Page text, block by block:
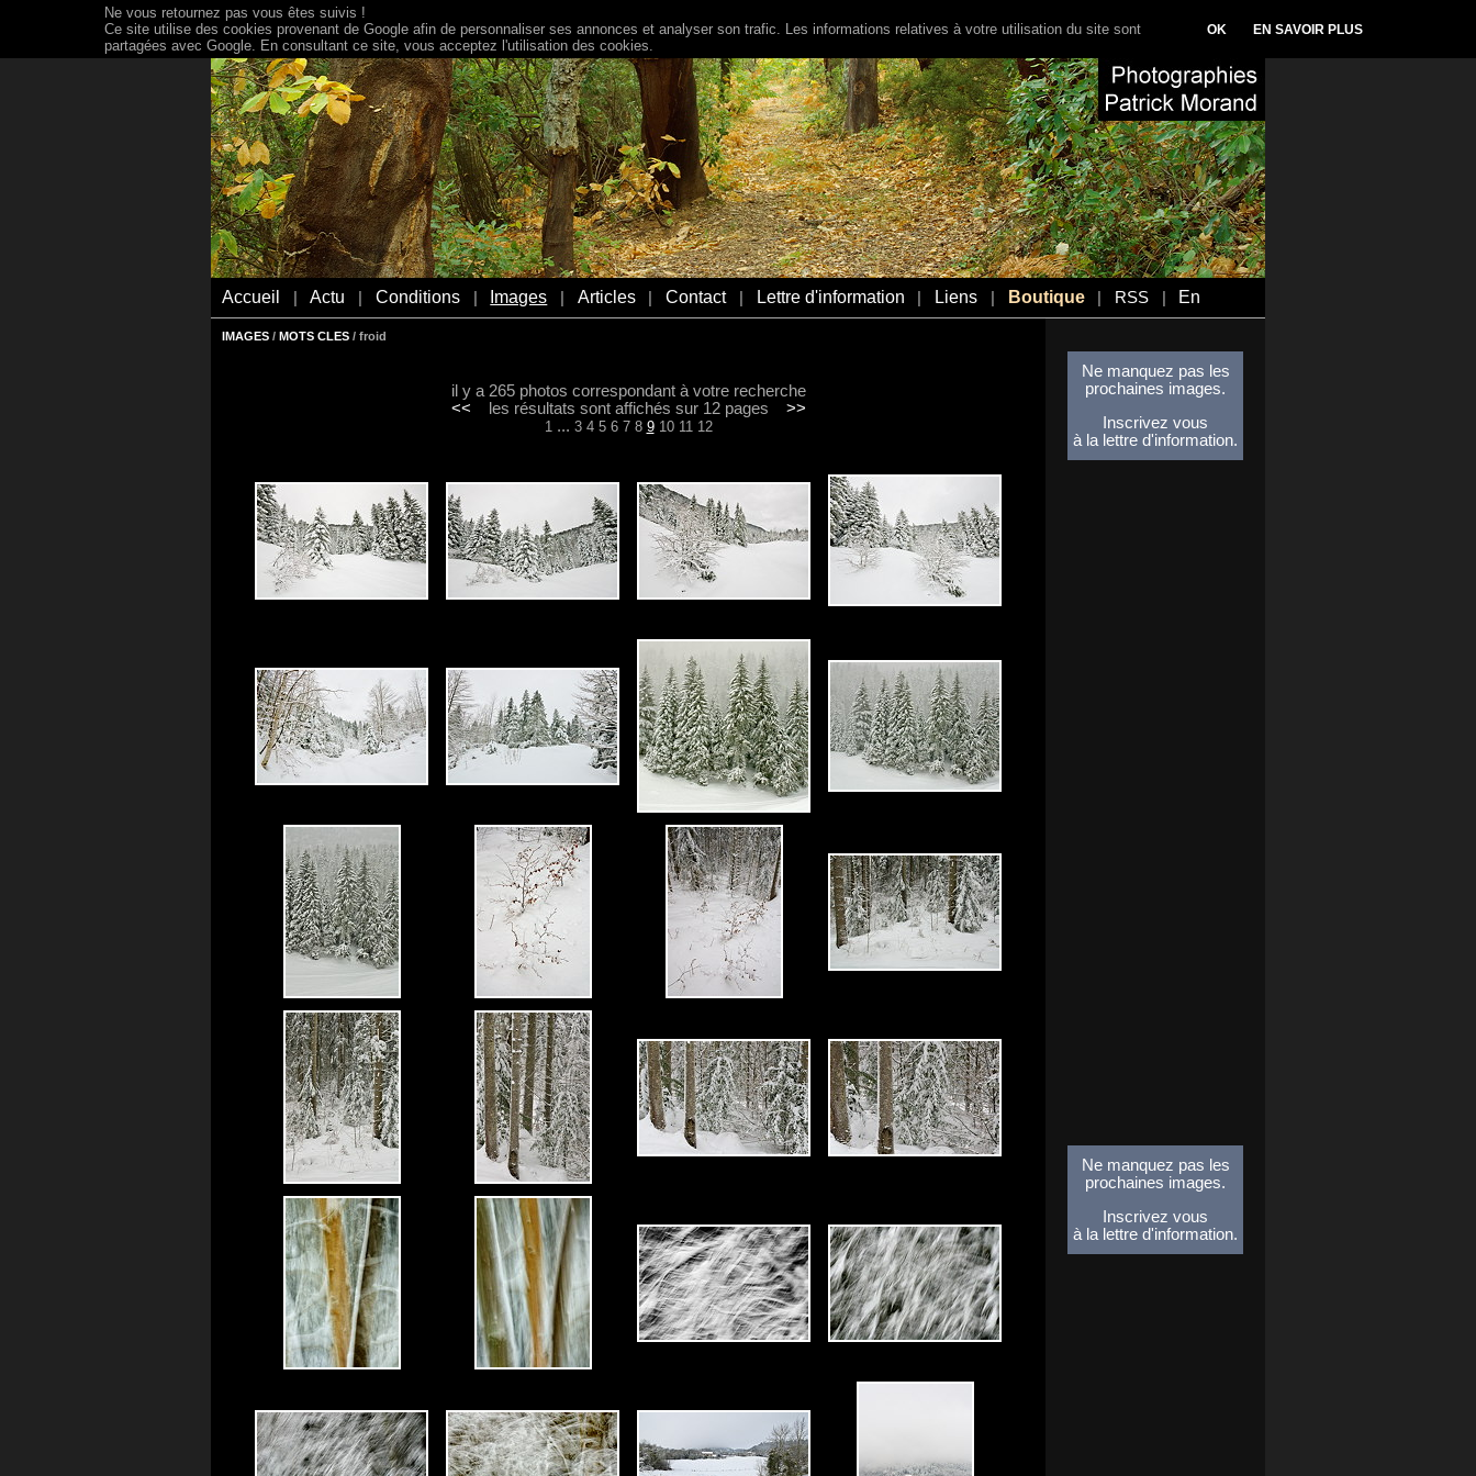
Accueil Actu Conditions Images Articles Contact Lettre d'information Liens Boutique RSS En
IMAGES / MOTS CLES / froid
il y a 265 photos correspondant à votre recherche
<< les résultats sont affichés sur 12 pages >>
1... 3 4 5 6 7 8 9 10 11 12
Ne manquez pas les
prochaines images.
Inscrivez vous
à la lettre d'information.
Ne manquez pas les
prochaines images.
Inscrivez vous
à la lettre d'information.
Ne vous retournez pas vous êtes suivis !
Ce site utilise des cookies provenant de Google afin de personnaliser ses annonces et analyser son trafic. Les informations relatives à votre utilisation du site sont
partagées avec Google. En consultant ce site, vous acceptez l'utilisation des cookies.
OK EN SAVOIR PLUS